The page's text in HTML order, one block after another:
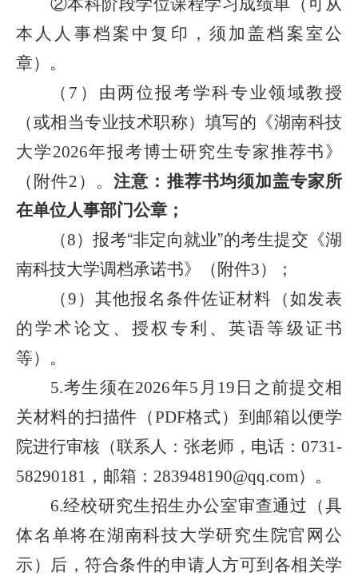
本人人事档案中复印，须加盖档案室公
章）。
（ 7 ）由两位报考学科专业领域教授
（或相当专业技术职称）填写的《湖南科技
大学2026年报考博士研究生专家推荐书》
（附件2 ）。注意：推荐书均须加盖专家所
在单位人事部门公章；
（8）报考“非定向就业”的考生提交《湖
南科技大学调档承诺书》（附件3）；
（9 ）其他报名条件佐证材料（如发表
的学术论文、授权专利、英语等级证书
等）。
5.考生须在2026年5 月 19 日 之前提交相
关材料的扫描件 （PDF格式） 到邮箱以便学
院进行审核（联系人： 张老师，电话： 0731-
58290181 ，邮箱： 283948190@qq.com）。
6.经校研究生招生办公室审查通过（具
体名单将在湖南科技大学研究生院官网公
示）后，符合条件的申请人方可到各相关学